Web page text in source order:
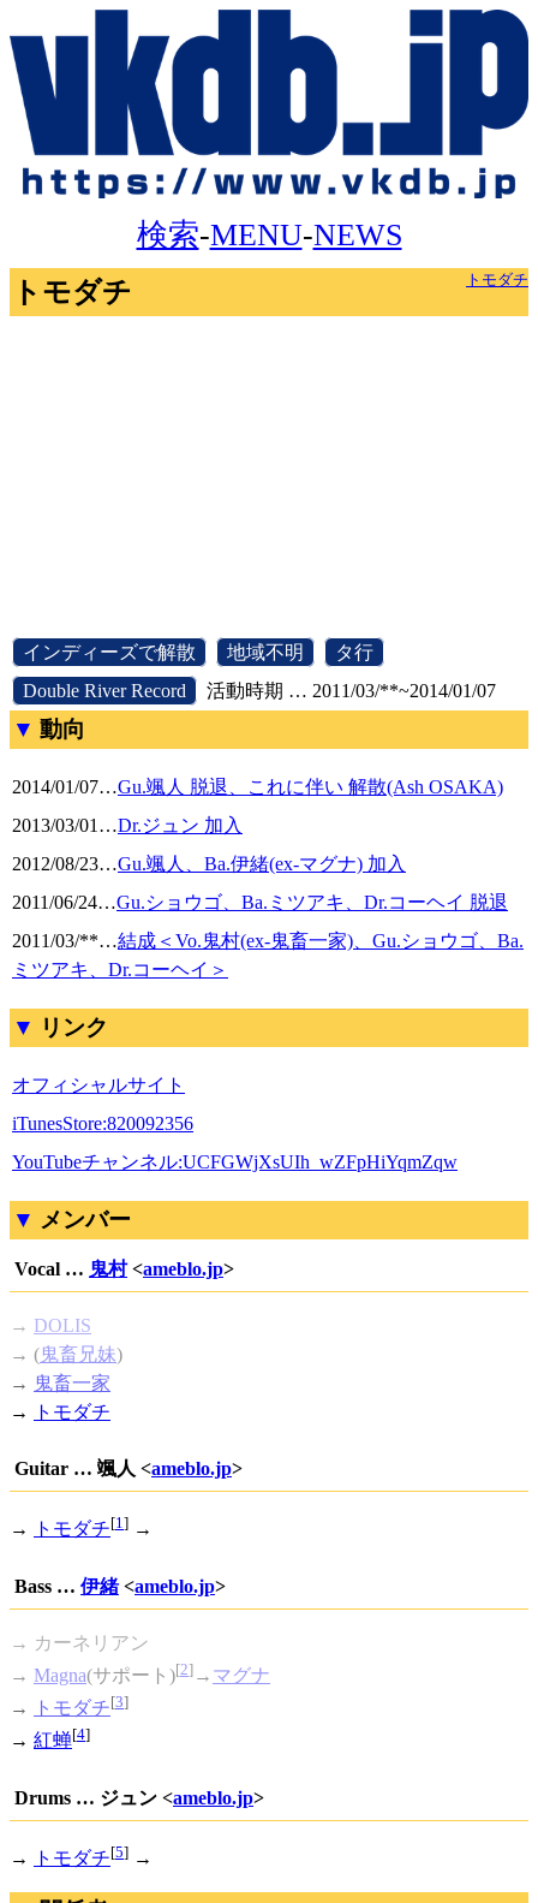
検索-MENU-NEWS
トモダチ
トモダチ
インディーズで解散 地域不明 タ行
Double River Record 活動時期 … 2011/03/**~2014/01/07
動向
2014/01/07…Gu.颯人 脱退、これに伴い 解散(Ash OSAKA)
2013/03/01 …Dr.ジュン 加入
2012/08/23…Gu.颯人、Ba.伊緒(ex-マグナ) 加入
2011/06/24…Gu.ショウゴ、Ba.ミツアキ、Dr.コーヘイ 脱退
2011/03/**…結成＜Vo.鬼村(ex-鬼畜一家)、Gu.ショウゴ、Ba.
ミツアキ、Dr.コーヘイ＞
リンク
オフィシャルサイト
iTunesStore:820092356
YouTubeチャンネル:UCFGWjXsUIh_wZFpHiYqmZqw
メンバー
Vocal … 鬼村<ameblo.jp>
→ DOLIS
→ (鬼畜兄妹)
→ 鬼畜一家
→
トモダチ
Guitar … 颯人 <ameblo.jp>
→ トモダチ[1] →
Bass … 伊緒<ameblo.jp>
→ カーネリアン
→ Magna(サポート)[2] → マグナ
→
トモダチ[3]
→ 紅蝉[4]
Drums … ジュン <ameblo.jp>
→ トモダチ[5] →